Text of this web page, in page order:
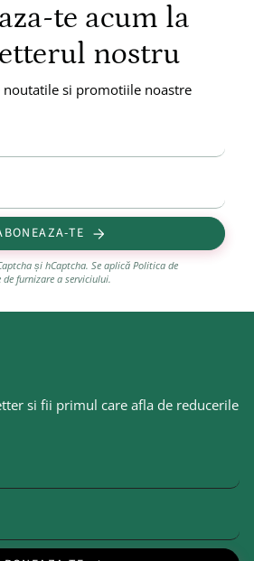
te acum la
nostru
si promotiile noastre
TE
și hCaptcha. Se aplică Politica de
de furnizare a serviciului.
si fii primul care afla de reducerile